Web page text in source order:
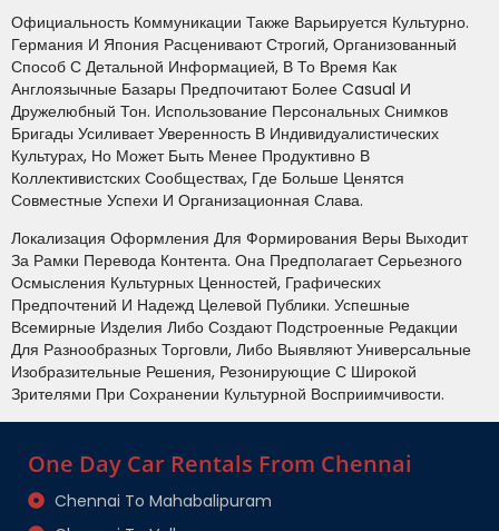
Официальность Коммуникации Также Варьируется Культурно.
Германия И Япония Расценивают Строгий, Организованный
Способ С Детальной Информацией, В То Время Как
Англоязычные Базары Предпочитают Более Casual И
Дружелюбный Тон. Использование Персональных Снимков
Бригады Усиливает Уверенность В Индивидуалистических
Культурах, Но Может Быть Менее Продуктивно В
Коллективистских Сообществах, Где Больше Ценятся
Совместные Успехи И Организационная Слава.
Локализация Оформления Для Формирования Веры Выходит
За Рамки Перевода Контента. Она Предполагает Серьезного
Осмысления Культурных Ценностей, Графических
Предпочтений И Надежд Целевой Публики. Успешные
Всемирные Изделия Либо Создают Подстроенные Редакции
Для Разнообразных Торговли, Либо Выявляют Универсальные
Изобразительные Решения, Резонирующие С Широкой
Зрителями При Сохранении Культурной Восприимчивости.
One Day Car Rentals From Chennai
Chennai To Mahabalipuram